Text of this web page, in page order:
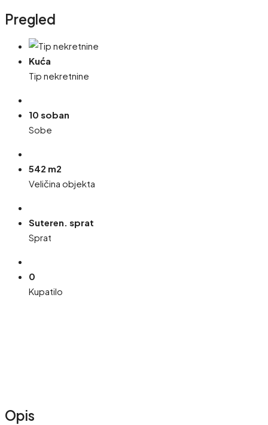
Pregled
Kuća
Tip nekretnine
10 soban
Sobe
542 m2
Veličina objekta
Suteren. sprat
Sprat
0
Kupatilo
Opis